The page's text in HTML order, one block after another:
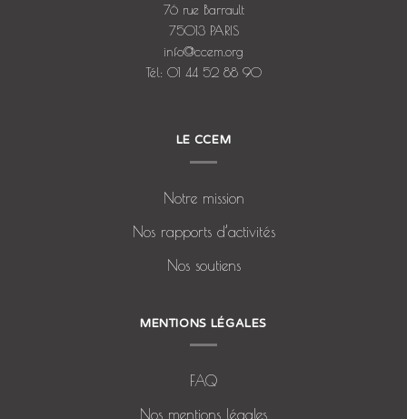
76 rue Barrault
75013 PARIS
info@ccem.org
Tél: 01 44 52 88 90
LE CCEM
Notre mission
Nos rapports d’activités
Nos soutiens
MENTIONS LÉGALES
FAQ
Nos mentions légales